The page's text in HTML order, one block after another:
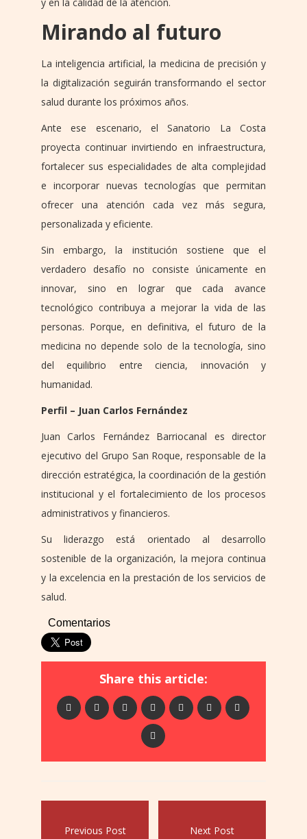
Mirando al futuro
La inteligencia artificial, la medicina de precisión y
la digitalización seguirán transformando el sector
salud durante los próximos años.
Ante ese escenario, el Sanatorio La Costa
proyecta continuar invirtiendo en infraestructura,
fortalecer sus especialidades de alta complejidad
e incorporar nuevas tecnologías que permitan
ofrecer una atención cada vez más segura,
personalizada y eficiente.
Sin embargo, la institución sostiene que el
verdadero desafío no consiste únicamente en
innovar, sino en lograr que cada avance
tecnológico contribuya a mejorar la vida de las
personas. Porque, en definitiva, el futuro de la
medicina no depende solo de la tecnología, sino
del equilibrio entre ciencia, innovación y
humanidad.
Perfil – Juan Carlos Fernández
Juan Carlos Fernández Barriocanal es director
ejecutivo del Grupo San Roque, responsable de la
dirección estratégica, la coordinación de la gestión
institucional y el fortalecimiento de los procesos
administrativos y financieros.
Su liderazgo está orientado al desarrollo
sostenible de la organización, la mejora continua
y la excelencia en la prestación de los servicios de
salud.
Comentarios
Share this article:
Previous Post Next Post